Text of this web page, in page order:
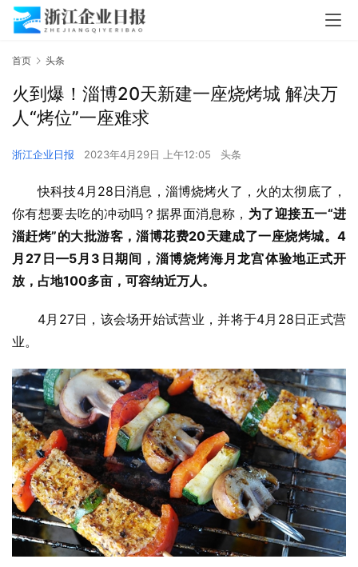
首页 头条
火到爆！淄博20天新建一座烧烤城 解决万
人“烤位”一座难求
浙江企业日报 2023年4月29日 上午12:05 头条
快科技4月28日消息，淄博烧烤火了，火的太彻底了，
你有想要去吃的冲动吗？据界面消息称， 为了迎接五一“进
淄赶烤”的大批游客，淄博花费20天建成了一座烧烤城。4
月27日—5月3日期间，淄博烧烤海月龙宫体验地正式开
放，占地100多亩，可容纳近万人。
4月27日，该会场开始试营业，并将于4月28日正式营
业。